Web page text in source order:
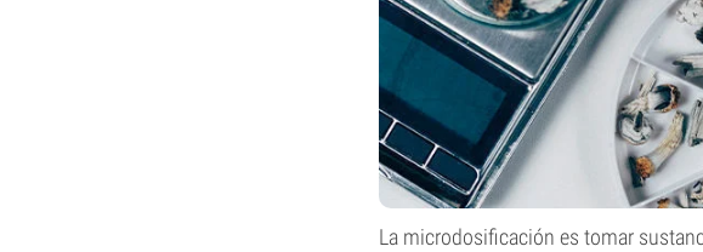
La microdosificación es tomar